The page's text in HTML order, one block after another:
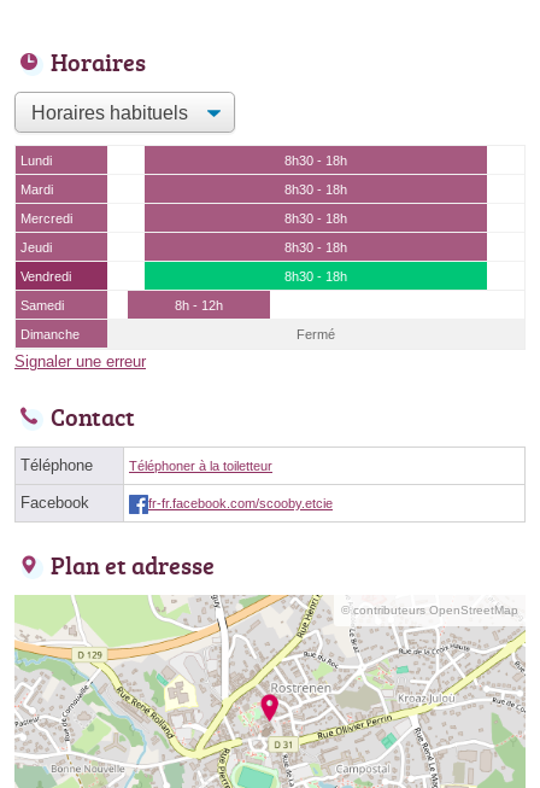
Horaires
Lundi
8h30 - 18h
Mardi
8h30 - 18h
Mercredi
8h30 - 18h
Jeudi
8h30 - 18h
Vendredi
8h30 - 18h
Samedi
8h - 12h
Dimanche
Fermé
Signaler une erreur
Contact
Téléphone Téléphoner à la toiletteur
Facebook fr-fr.facebook.com/scooby.etcie
Plan et adresse
© contributeurs OpenStreetMap